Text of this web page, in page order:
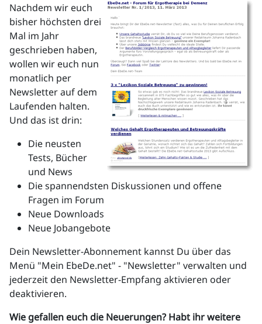
Nachdem wir euch
bisher höchsten drei
Mal im Jahr
geschrieben haben,
wollen wir euch nun
monatlich per
Newsletter auf dem
Laufenden halten.
Und das ist drin:
Die neusten
Tests, Bücher
und News
Die spannendsten Diskussionen und offene
Fragen im Forum
Neue Downloads
Neue Jobangebote
Dein Newsletter-Abonnement kannst Du über das
Menü "Mein EbeDe.net" - "Newsletter" verwalten und
jederzeit den Newsletter-Empfang aktivieren oder
deaktivieren.
Wie gefallen euch die Neuerungen? Habt ihr weitere